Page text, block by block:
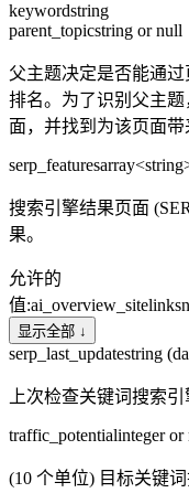
keywordstring
parent_topicstring or null
父主题决定是否能通
排名。为了识别父主
面，并找到为该页面带
serp_features
搜索引擎结果页面
果。
允许的
值:ai_overview_sitelink
显示全部 ↓
serp_last_updatestring
上次检查关键词搜索引
traffic_potentialinteger or
(10 个单位) 目标关键